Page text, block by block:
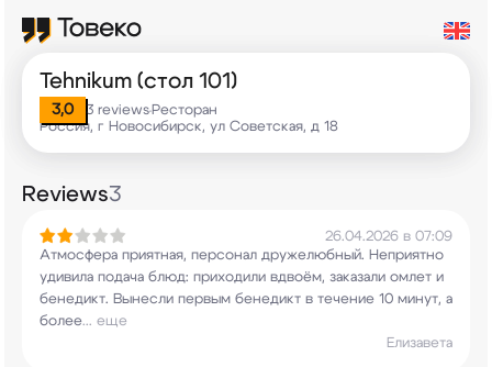
Tehnikum (стол 101)
3,0 3 reviews•Ресторан
Россия, г Новосибирск, ул Советская, д 18
Reviews3
26.04.2026 в 07:09
Атмосфера приятная, персонал дружелюбный. Неприятно
удивила подача блюд: приходили вдвоём, заказали омлет и
бенедикт. Вынесли первым бенедикт в течение 10 минут, а
более... еще
Елизавета